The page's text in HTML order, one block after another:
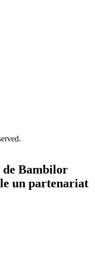
Bambilor
un partenariat